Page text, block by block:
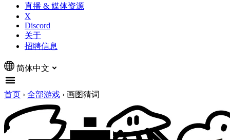
直播 & 媒体资源
X
Discord
关于
招聘信息
简体中文
首页 › 全部游戏 › 画图猜词